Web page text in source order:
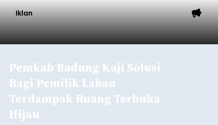
Iklan
Pemkab Badung Kaji Solusi
Bagi Pemilik Lahan
Terdampak Ruang Terbuka
Hijau